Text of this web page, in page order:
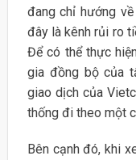
đang chỉ hướng
đây là kênh rủi ro
Để có thể thực
gia đồng bộ của
giao dịch của
thống đi theo một
Bên cạnh đó, khi